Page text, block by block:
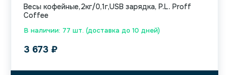
В наличии: 77 шт. (доставка до 10 дней)
Весы кофейные,2кг/0,1г,USB зарядка, P.L. Proff
Coffee
3 673 ₽